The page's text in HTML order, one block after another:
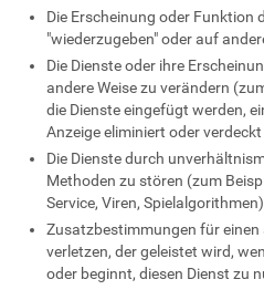
Die Erscheinung oder Funktion
"wiederzugeben" oder auf
Die Dienste oder ihre
andere Weise zu verändern
die Dienste eingefügt werden,
Anzeige eliminiert oder
Die Dienste durch
Methoden zu stören (zum
Service, Viren,
Zusatzbestimmungen für einen
verletzen, der geleistet wird,
oder beginnt, diesen Dienst zu